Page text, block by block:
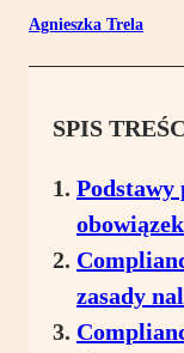
Agnieszka Trela
SPIS
Podstawy
zasady